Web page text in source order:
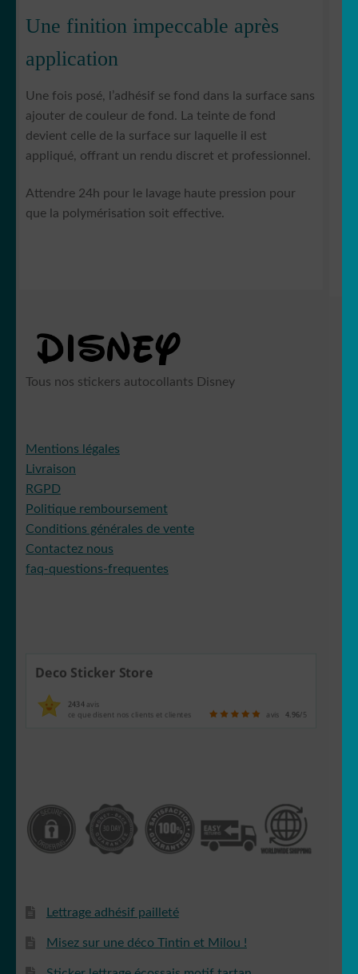
Une finition impeccable après
application
Une fois posé, l’adhésif se fond dans la surface sans
ajouter de couleur de fond. La teinte de fond
devient celle de la surface sur laquelle il est
appliqué, offrant un rendu discret et professionnel.
Attendre 24h pour le lavage haute pression pour
que la polymérisation soit effective.
Tous nos stickers autocollants Disney
Mentions légales
Livraison
RGPD
Politique remboursement
Conditions générales de vente
Contactez nous
faq-questions-frequentes
Deco Sticker Store
2434avis
ce que disent nos clients et clientes avis 4.96/5
Lettrage adhésif pailleté
Misez sur une déco Tintin et Milou !